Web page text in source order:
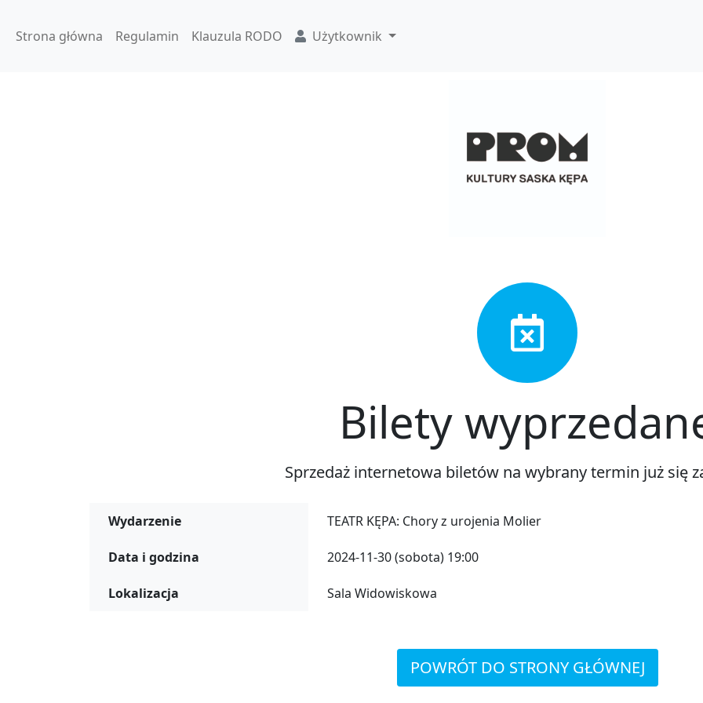
Strona główna Regulamin Klauzula RODO Użytkownik
Bilety
Sprzedaż internetowa biletów na wybrany termin już się
Wydarzenie TEATR KĘPA: Chory z urojenia Molier
Data i godzina 2024-11-30 (sobota) 19:00
Lokalizacja Sala Widowiskowa
POWRÓT DO STRONY GŁÓWNEJ